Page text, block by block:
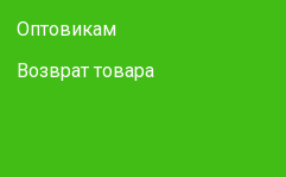
Оптовикам
Возврат товара